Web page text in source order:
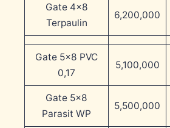
Gate 4×8
Terpaulin
6,200,000
Gate 5×8 PVC
0,17
5,100,000
Gate 5×8
Parasit WP
5,500,000